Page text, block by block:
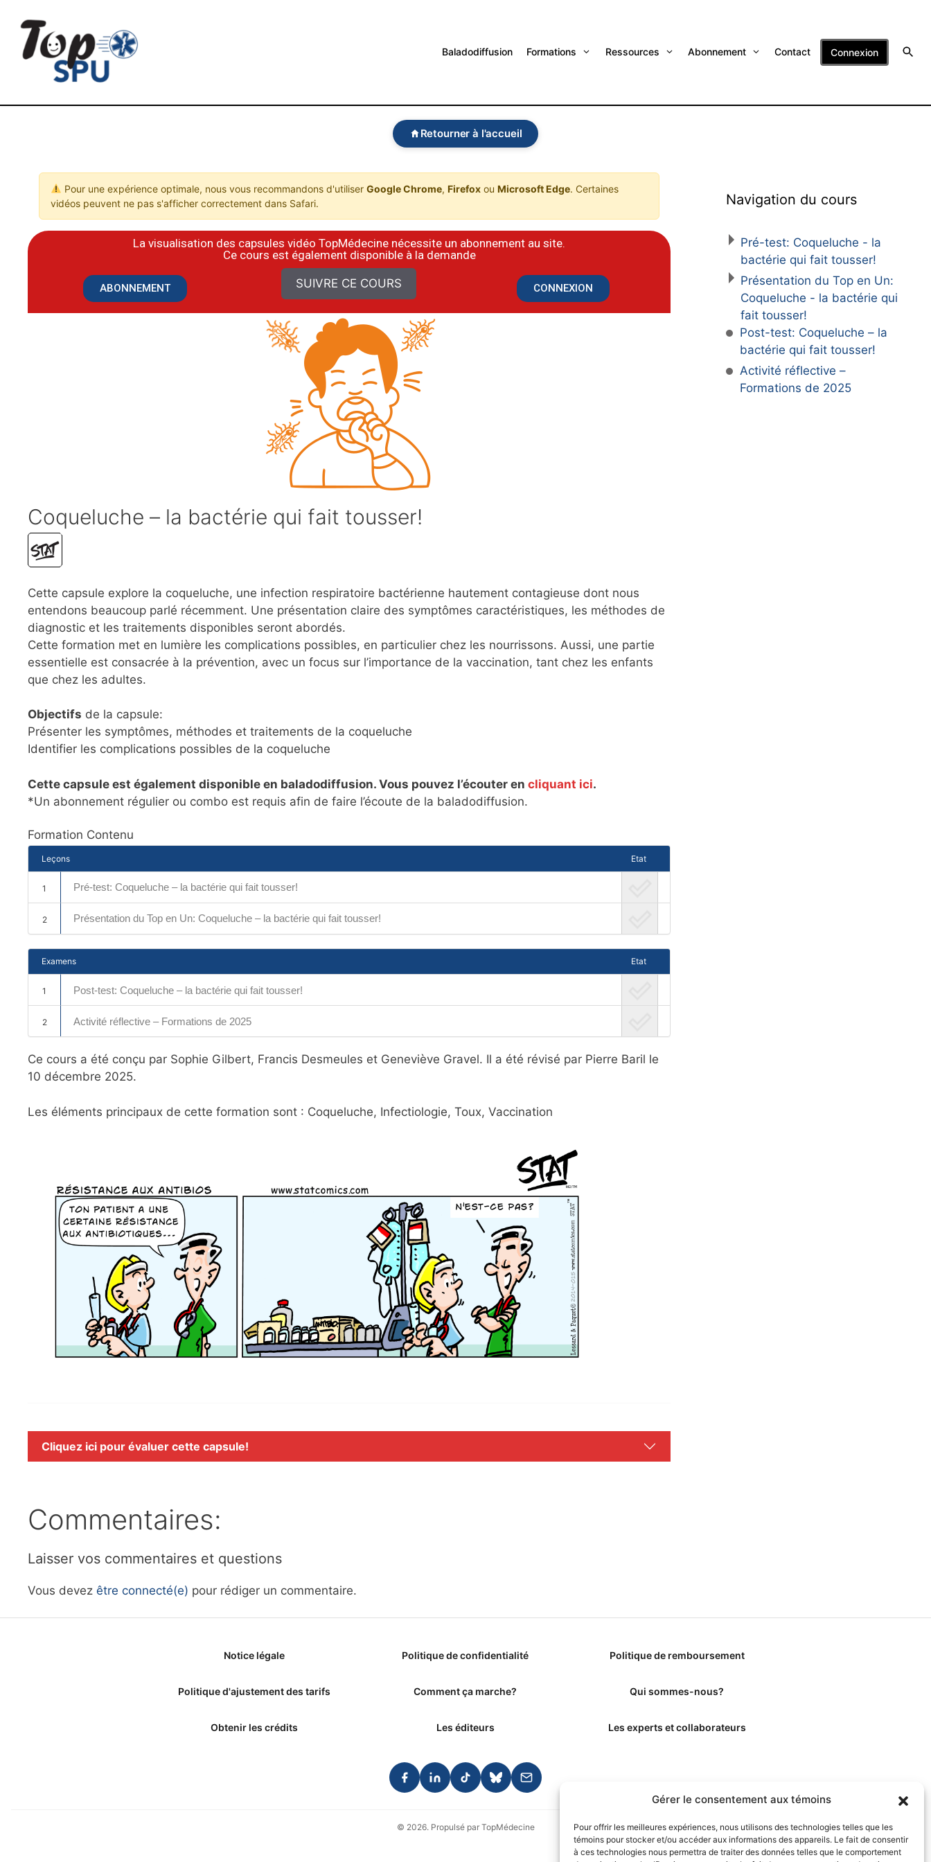
Gérer le consentement aux témoins
Pour offrir les meilleures expériences, nous utilisons des technologies telles que les
témoins pour stocker et/ou accéder aux informations des appareils. Le fait de consentir
à ces technologies nous permettra de traiter des données telles que le comportement
Baladodiffusion Formations Ressources Abonnement Contact Connexion
Retourner à l'accueil
Pour une expérience optimale, nous vous recommandons d'utiliser Google Chrome, Firefoxou Microsoft Edge. Certaines
vidéos peuvent ne pas s'afficher correctement dans Safari.
La visualisation des capsules vidéo TopMédecine nécessite un abonnement au site.
​Ce cours est également disponible à la demande
ABONNEMENT SUIVRE CE COURS CONNEXION
Coqueluche – la bactérie qui fait tousser!
Cette capsule explore la coqueluche, une infection respiratoire bactérienne hautement contagieuse dont nous
entendons beaucoup parlé récemment. Une présentation claire des symptômes caractéristiques, les méthodes de
diagnostic et les traitements disponibles seront abordés.
Cette formation met en lumière les complications possibles, en particulier chez les nourrissons. Aussi, une partie
essentielle est consacrée à la prévention, avec un focus sur l’importance de la vaccination, tant chez les enfants
que chez les adultes.
Objectifs de la capsule:
Présenter les symptômes, méthodes et traitements de la coqueluche
Identifier les complications possibles de la coqueluche
Cette capsule est également disponible en baladodiffusion. Vous pouvez l’écouter en cliquant ici.
*Un abonnement régulier ou combo est requis afin de faire l’écoute de la baladodiffusion.
Formation Contenu
Leçons Etat
1 Pré-test: Coqueluche – la bactérie qui fait tousser!
2 Présentation du Top en Un: Coqueluche – la bactérie qui fait tousser!
Examens Etat
1 Post-test: Coqueluche – la bactérie qui fait tousser!
2 Activité réflective – Formations de 2025
Ce cours a été conçu par Sophie Gilbert, Francis Desmeules et Geneviève Gravel. Il a été révisé par Pierre Baril le
10 décembre 2025.
Les éléments principaux de cette formation sont : Coqueluche, Infectiologie, Toux, Vaccination
Cliquez ici pour évaluer cette capsule!
Commentaires:
Laisser vos commentaires et questions
Vous devez être connecté(e) pour rédiger un commentaire.
Navigation du cours
Pré-test: Coqueluche - la
bactérie qui fait tousser!
Présentation du Top en Un:
Coqueluche - la bactérie qui
fait tousser!
Post-test: Coqueluche – la
bactérie qui fait tousser!
Activité réflective –
Formations de 2025
Notice légale Politique de confidentialité Politique de remboursement
Politique d'ajustement des tarifs Comment ça marche? Qui sommes-nous?
Obtenir les crédits Les éditeurs Les experts et collaborateurs
© 2026. Propulsé par TopMédecine